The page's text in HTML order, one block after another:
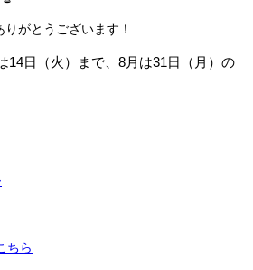
がとうございます！
14日（火）まで、8月は31日（月）の
ちら